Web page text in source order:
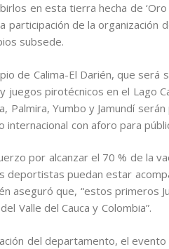
en esta tierra hecha de ‘Oro
participación de la organización
subsede.
de Calima-El Darién, que
juegos pirotécnicos en el Lago
Palmira, Yumbo y Jamundí
con aforo para
por alcanzar el 70 % de la
deportistas puedan estar
aseguró que, “estos primeros
Valle del Cauca y Colombia”.
del departamento, el